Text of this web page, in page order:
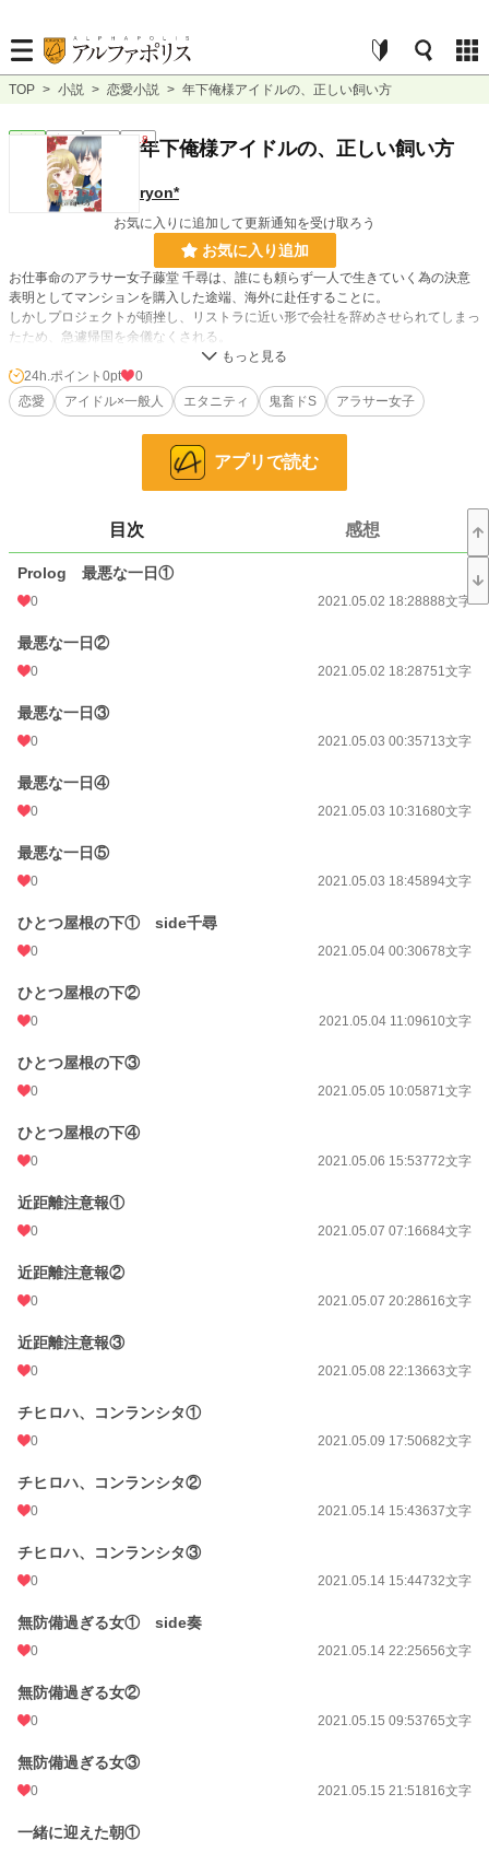
TOP > 小説 > 恋愛小説 > 年下俺様アイドルの、正しい飼い方
完結 長編 R18年下俺様アイドルの、正しい飼い方
ryon*
お気に入りに追加して更新通知を受け取ろう
お気に入り追加
お仕事命のアラサー女子藤堂 千尋は、誰にも頼らず一人で生きていく為の決意
表明としてマンションを購入した途端、海外に赴任することに。
しかしプロジェクトが頓挫し、リストラに近い形で会社を辞めさせられてしまっ
たため、急遽帰国を余儀なくされる。
だが不在の間姉にマンションの管理を任せていたら、知らぬ間に部屋を勝手に他
人に貸し出されていて......
わんこ系アイドル(ただし実際は、性格に難あり)と、拗らせOLの恋がいま、始ま
る......かもしれないお話。
今回も見切り発車のため、更新は不定期です。
小説 228,953 位 / 228,953 件
文字数
更新日時 2022.01.09 12:04
初回公開日時
初回完結日時 2022.01.09 12:05
週間ポイント
月間ポイント 63 pt (75,351 位)
累計ポイント 39,129 pt (50,871 位)
24h.ポイント 0pt
0
恋愛
アイドル×一般人 エタニティ 鬼畜ドS アラサー女子
アプリで読む
目次 感想
Prolog 最悪な一日①
0 2021.05.02 18:28888文字
最悪な一日②
0 2021.05.02 18:28751文字
最悪な一日③
0 2021.05.03 00:35713文字
最悪な一日④
0 2021.05.03 10:31680文字
最悪な一日⑤
0 2021.05.03 18:45894文字
ひとつ屋根の下① side千尋
0 2021.05.04 00:30678文字
ひとつ屋根の下②
0 2021.05.04 11:09610文字
ひとつ屋根の下③
0 2021.05.05 10:05871文字
ひとつ屋根の下④
0 2021.05.06 15:53772文字
近距離注意報①
0 2021.05.07 07:16684文字
近距離注意報②
0 2021.05.07 20:28616文字
近距離注意報③
0 2021.05.08 22:13663文字
チヒロハ、コンランシタ①
0 2021.05.09 17:50682文字
チヒロハ、コンランシタ②
0 2021.05.14 15:43637文字
チヒロハ、コンランシタ③
0 2021.05.14 15:44732文字
無防備過ぎる女① side奏
0 2021.05.14 22:25656文字
無防備過ぎる女②
0 2021.05.15 09:53765文字
無防備過ぎる女③
0 2021.05.15 21:51816文字
一緒に迎えた朝①